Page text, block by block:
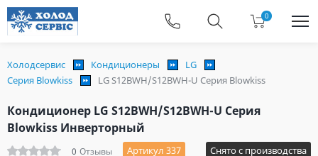
0
Холодсервис Кондиционеры
LG
Серия Blowkiss
LG S12BWH/S12BWH-U Серия Blowkiss
Кондиционер LG S12BWH/S12BWH-U Серия
Blowkiss Инверторный
0 Отзывы Артикул 337 Снято с производства